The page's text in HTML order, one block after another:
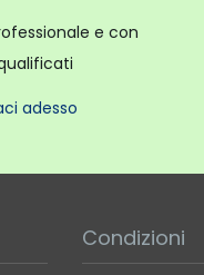
e con
adesso
Condizioni